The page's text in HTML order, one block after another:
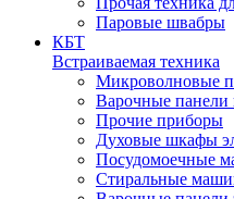
Паровые швабры
КБТ
Встраиваемая техника
Микроволновые
Варочные панели
Прочие приборы
Духовые шкафы
Посудомоечные
Стиральные